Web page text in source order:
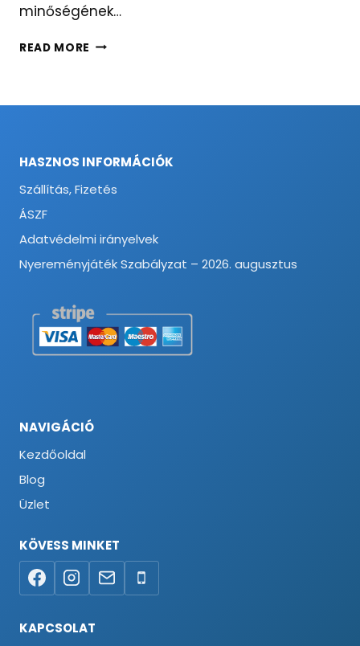
minőségének…
READ MORE BERMUDA
HASZNOS INFORMÁCIÓK
Szállítás, Fizetés
ÁSZF
Adatvédelmi irányelvek
Nyereményjáték Szabályzat – 2026. augusztus
NAVIGÁCIÓ
Kezdőoldal
Blog
Üzlet
KÖVESS MINKET
KAPCSOLAT